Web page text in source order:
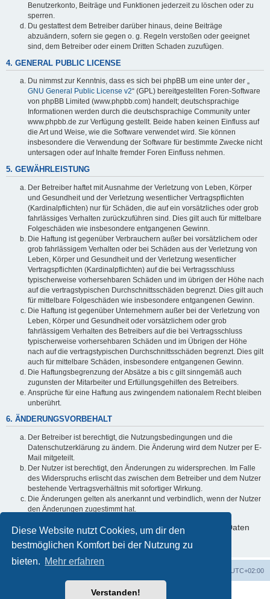
Diese Website nutzt Cookies, um dir den
bestmöglichen Komfort bei der Nutzung zu
bieten. Mehr erfahren
Verstanden!
Benutzerkonto, Beiträge und Funktionen jederzeit zu löschen oder zu
sperren.
Du gestattest dem Betreiber darüber hinaus, deine Beiträge
abzuändern, sofern sie gegen o. g. Regeln verstoßen oder geeignet
sind, dem Betreiber oder einem Dritten Schaden zuzufügen.
4. GENERAL PUBLIC LICENSE
Du nimmst zur Kenntnis, dass es sich bei phpBB um eine unter der „
GNU General Public License v2“ (GPL) bereitgestellten Foren-Software
von phpBB Limited (www.phpbb.com) handelt; deutschsprachige
Informationen werden durch die deutschsprachige Community unter
www.phpbb.de zur Verfügung gestellt. Beide haben keinen Einfluss auf
die Art und Weise, wie die Software verwendet wird. Sie können
insbesondere die Verwendung der Software für bestimmte Zwecke nicht
untersagen oder auf Inhalte fremder Foren Einfluss nehmen.
5. GEWÄHRLEISTUNG
Der Betreiber haftet mit Ausnahme der Verletzung von Leben, Körper
und Gesundheit und der Verletzung wesentlicher Vertragspflichten
(Kardinalpflichten) nur für Schäden, die auf ein vorsätzliches oder grob
fahrlässiges Verhalten zurückzuführen sind. Dies gilt auch für mittelbare
Folgeschäden wie insbesondere entgangenen Gewinn.
Die Haftung ist gegenüber Verbrauchern außer bei vorsätzlichem oder
grob fahrlässigem Verhalten oder bei Schäden aus der Verletzung von
Leben, Körper und Gesundheit und der Verletzung wesentlicher
Vertragspflichten (Kardinalpflichten) auf die bei Vertragsschluss
typischerweise vorhersehbaren Schäden und im übrigen der Höhe nach
auf die vertragstypischen Durchschnittsschäden begrenzt. Dies gilt auch
für mittelbare Folgeschäden wie insbesondere entgangenen Gewinn.
Die Haftung ist gegenüber Unternehmern außer bei der Verletzung von
Leben, Körper und Gesundheit oder vorsätzlichem oder grob
fahrlässigem Verhalten des Betreibers auf die bei Vertragsschluss
typischerweise vorhersehbaren Schäden und im Übrigen der Höhe
nach auf die vertragstypischen Durchschnittsschäden begrenzt. Dies gilt
auch für mittelbare Schäden, insbesondere entgangenen Gewinn.
Die Haftungsbegrenzung der Absätze a bis c gilt sinngemäß auch
zugunsten der Mitarbeiter und Erfüllungsgehilfen des Betreibers.
Ansprüche für eine Haftung aus zwingendem nationalem Recht bleiben
unberührt.
6. ÄNDERUNGSVORBEHALT
Der Betreiber ist berechtigt, die Nutzungsbedingungen und die
Datenschutzerklärung zu ändern. Die Änderung wird dem Nutzer per E-
Mail mitgeteilt.
Der Nutzer ist berechtigt, den Änderungen zu widersprechen. Im Falle
des Widerspruchs erlischt das zwischen dem Betreiber und dem Nutzer
bestehende Vertragsverhältnis mit sofortiger Wirkung.
Die Änderungen gelten als anerkannt und verbindlich, wenn der Nutzer
den Änderungen zugestimmt hat.
Informationen über den Umgang mit deinen persönlichen Daten
sind in der Datenschutzerklärung enthalten.
UTC+02:00
Powered byphpBB® Forum Software © phpBB Limited